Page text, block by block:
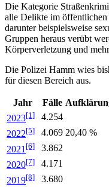
Die Kategorie
alle Delikte im öffentlichen
darunter beispielsweise
Gruppen heraus verübt
Körperverletzung und
Die Polizei Hamm wies
für diesen Bereich aus.
Jahr Fälle
2023[1]
4.254
2022[5] 4.069 20,40 %
2021 [6]
3.862
2020[7]
4.171
2019[8]
3.680